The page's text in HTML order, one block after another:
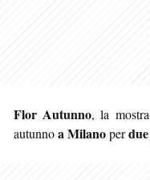
Flor Autunno, la
autunnoa Milanoper